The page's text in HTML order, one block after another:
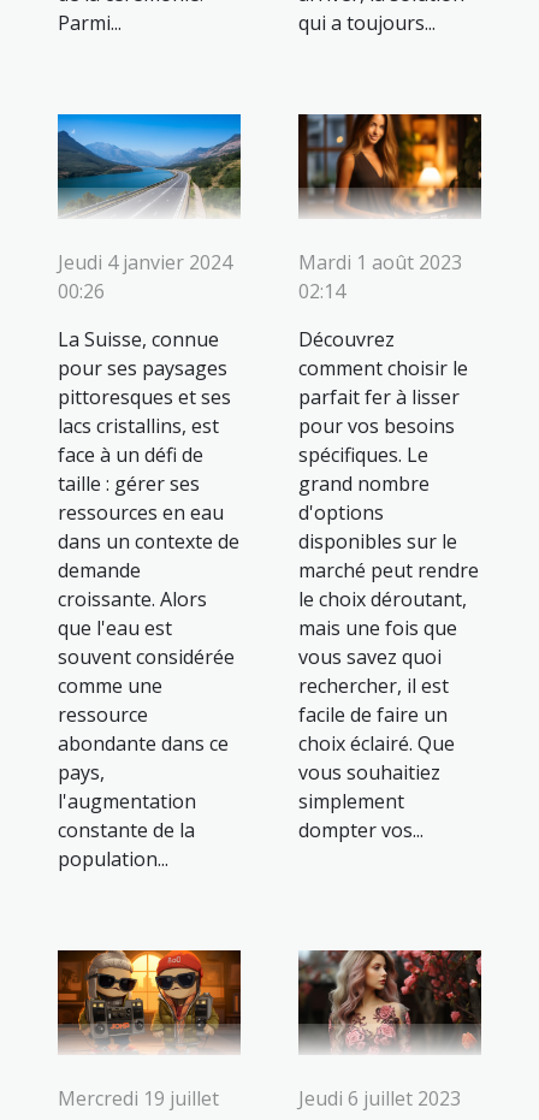
Parmi...
qui a toujours...
Jeudi 4 janvier 2024
00:26
La Suisse, connue
pour ses paysages
pittoresques et ses
lacs cristallins, est
face à un défi de
taille : gérer ses
ressources en eau
dans un contexte de
demande
croissante. Alors
que l'eau est
souvent considérée
comme une
ressource
abondante dans ce
pays,
l'augmentation
constante de la
population...
Mardi 1 août 2023
02:14
Découvrez
comment choisir le
parfait fer à lisser
pour vos besoins
spécifiques. Le
grand nombre
d'options
disponibles sur le
marché peut rendre
le choix déroutant,
mais une fois que
vous savez quoi
rechercher, il est
facile de faire un
choix éclairé. Que
vous souhaitiez
simplement
dompter vos...
Mercredi 19 juillet
Jeudi 6 juillet 2023